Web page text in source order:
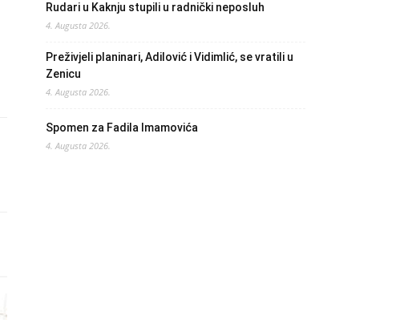
Rudari u Kaknju stupili u radnički neposluh
4. Augusta 2026.
Preživjeli planinari, Adilović i Vidimlić, se vratili u
Zenicu
4. Augusta 2026.
Spomen za Fadila Imamovića
4. Augusta 2026.